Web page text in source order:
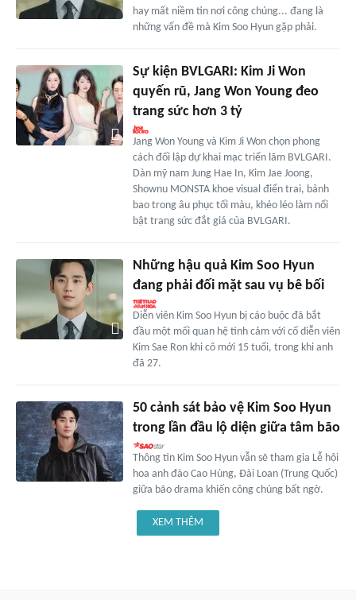
hay mất niềm tin nơi công chúng... đang là
những vấn đề mà Kim Soo Hyun gặp phải.
Sự kiện BVLGARI: Kim Ji Won
quyến rũ, Jang Won Young đeo
trang sức hơn 3 tỷ
Jang Won Young và Kim Ji Won chọn phong
cách đối lập dự khai mạc triển lãm BVLGARI.
Dàn mỹ nam Jung Hae In, Kim Jae Joong,
Shownu MONSTA khoe visual điển trai, bảnh
bao trong âu phục tối màu, khéo léo làm nổi
bật trang sức đắt giá của BVLGARI.
Những hậu quả Kim Soo Hyun
đang phải đối mặt sau vụ bê bối
Diễn viên Kim Soo Hyun bị cáo buộc đã bắt
đầu một mối quan hệ tình cảm với cố diễn viên
Kim Sae Ron khi cô mới 15 tuổi, trong khi anh
đã 27.
50 cảnh sát bảo vệ Kim Soo Hyun
trong lần đầu lộ diện giữa tâm bão
Thông tin Kim Soo Hyun vẫn sẽ tham gia Lễ hội
hoa anh đào Cao Hùng, Đài Loan (Trung Quốc)
giữa bão drama khiến công chúng bất ngờ.
XEM THÊM